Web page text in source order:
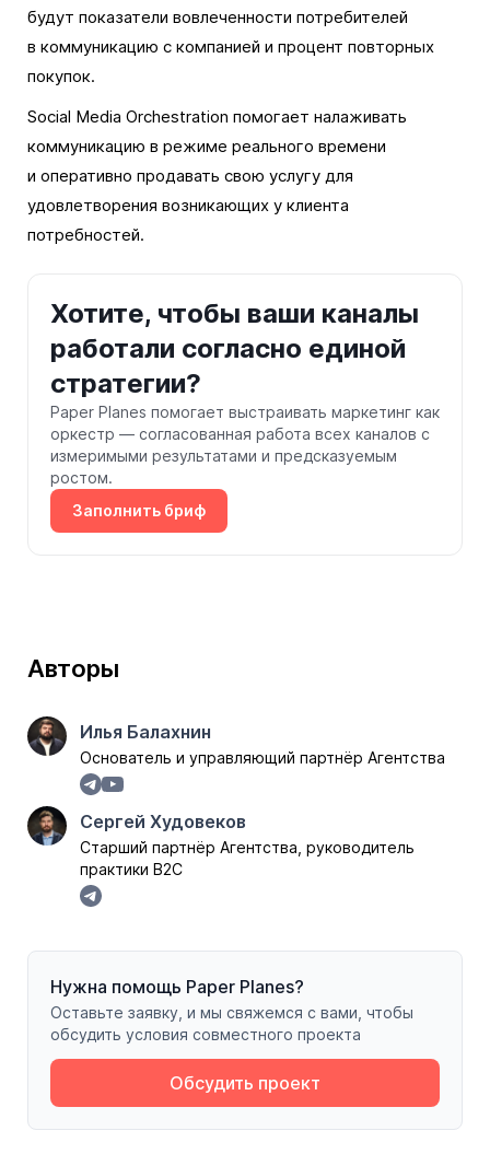
будут показатели вовлеченности потребителей
в коммуникацию с компанией и процент повторных
покупок.
Social Media Orchestration помогает налаживать
коммуникацию в режиме реального времени
и оперативно продавать свою услугу для
удовлетворения возникающих у клиента
потребностей.
Хотите, чтобы ваши каналы
работали согласно единой
стратегии?
Paper Planes помогает выстраивать маркетинг как
оркестр — согласованная работа всех каналов с
измеримыми результатами и предсказуемым
ростом.
Заполнить бриф
Авторы
Илья Балахнин
Основатель и управляющий партнёр Агентства
Сергей Худовеков
Старший партнёр Агентства, руководитель
практики B2C
Нужна помощь Paper Planes?
Оставьте заявку, и мы свяжемся с вами, чтобы
обсудить условия совместного проекта
Обсудить проект